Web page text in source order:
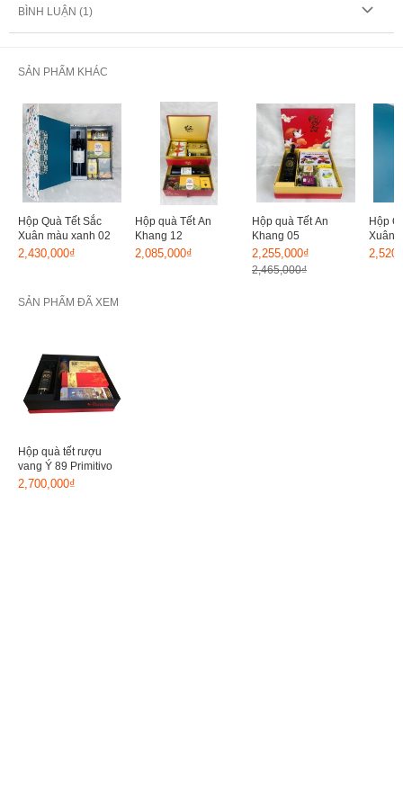
BÌNH LUẬN (1)
SẢN PHẨM KHÁC
Hộp Quà Tết Sắc
Xuân màu xanh 02
2,430,000₫
Hộp quà Tết An
Khang 12
2,085,000₫
Hộp quà Tết An
Khang 05
2,255,000₫
2,465,000₫
Hộp
Xuân
2023
SẢN PHẨM ĐÃ XEM
Hộp quà tết rượu
vang Ý 89 Primitivo
2,700,000₫